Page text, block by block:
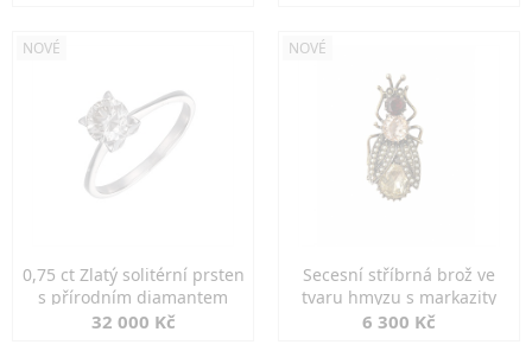
NOVÉ
0,75 ct Zlatý solitérní prsten
s přírodním diamantem
32 000 Kč
NOVÉ
Secesní stříbrná brož ve
tvaru hmyzu s markazity
6 300 Kč